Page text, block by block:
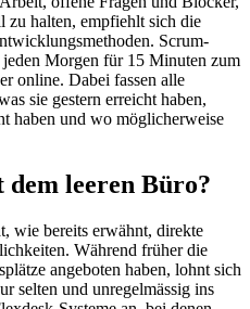
zu halten, empfiehlt sich die
Scrum-
Morgen für 15 Minuten zum
online. Dabei fassen alle
sie gestern erreicht haben,
haben und wo möglicherweise
dem leeren Büro?
wie bereits erwähnt, direkte
Während früher die
angeboten haben, lohnt sich
selten und unregelmässig ins